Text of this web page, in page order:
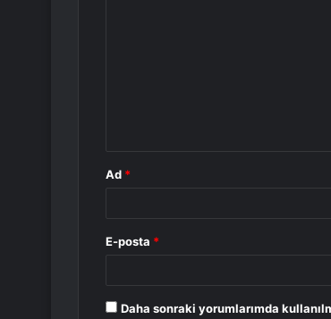
Ad *
E-posta *
Daha sonraki yorumlarımda